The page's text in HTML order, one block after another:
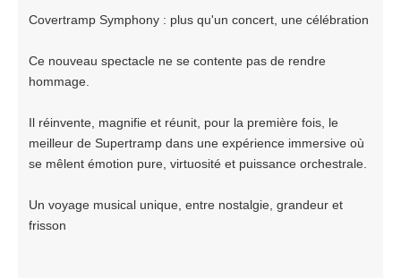
Covertramp Symphony : plus qu'un concert, une célébration
Ce nouveau spectacle ne se contente pas de rendre
hommage.
Il réinvente, magnifie et réunit, pour la première fois, le
meilleur de Supertramp dans une expérience immersive où
se mêlent émotion pure, virtuosité et puissance orchestrale.
Un voyage musical unique, entre nostalgie, grandeur et
frisson